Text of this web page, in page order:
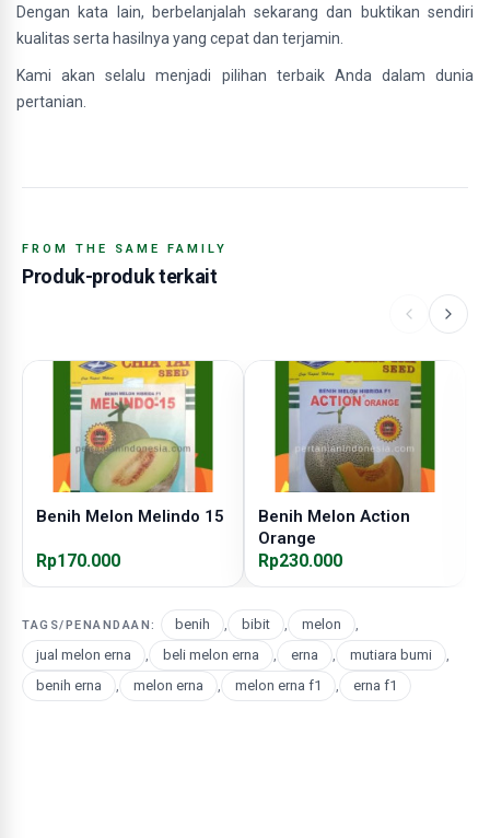
Dengan kata lain, berbelanjalah sekarang dan buktikan sendiri
kualitas serta hasilnya yang cepat dan terjamin.
Kami akan selalu menjadi pilihan terbaik Anda dalam dunia
pertanian.
FROM THE SAME FAMILY
Produk-produk terkait
Benih Melon Melindo 15
Rp170.000
Benih Melon Action
Orange
Rp230.000
TAGS/PENANDAAN: benih , bibit , melon
,
jual melon erna
, beli melon erna , erna , mutiara bumi
,
benih erna
, melon erna , melon erna f1 , erna f1